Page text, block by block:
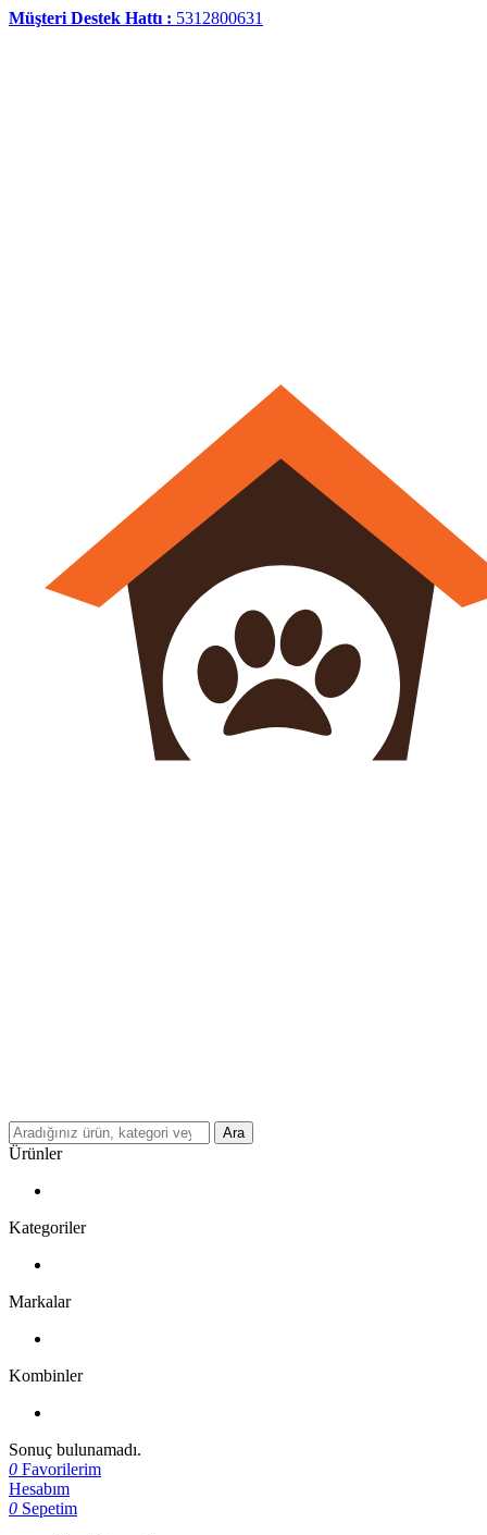
Müşteri Destek Hattı : 5312800631
Ara
Ürünler
Kategoriler
Markalar
Kombinler
Sonuç bulunamadı.
0 Favorilerim
Hesabım
0 Sepetim